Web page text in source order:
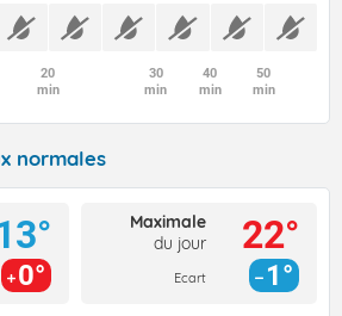
20
min
30
min
40
min
50
min
normales
0°
Maximale
du jour
Ecart
22°
1°